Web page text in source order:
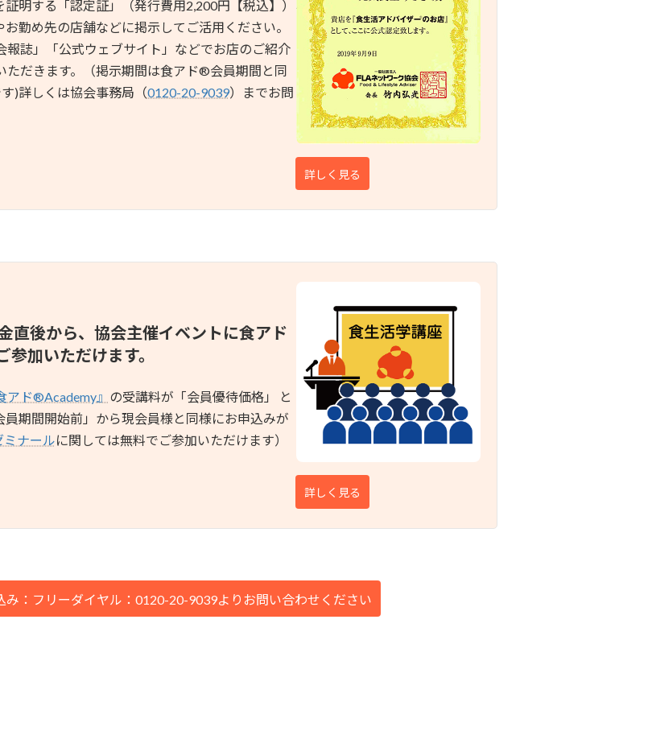
明する「認定証」（発行費用2,200円【税込】）
勤め先の店舗などに掲示してご活用ください。
報誌」「公式ウェブサイト」などでお店のご紹介
ただきます。（掲示期間は食アド®︎会員期間と同
)詳しくは協会事務局（0120-20-9039）までお問
詳しく見る
直後から、協会主催イベントに食アド
加いただけます。
アド®︎Academy』 の受講料が「会員優待価格」 と
員期間開始前」から現会員様と同様にお申込みが
ナールに関しては無料でご参加いただけます）
詳しく見る
：フリーダイヤル：0120-20-9039よりお問い合わせください